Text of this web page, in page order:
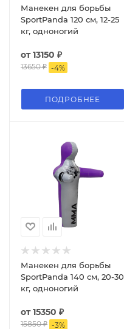
Манекен для борьбы
SportPanda 120 см, 12-25
кг, одноногий
от13150 ₽
13650 ₽ -4%
ПОДРОБНЕЕ
Манекен для борьбы
SportPanda 140 см, 20-30
кг, одноногий
от15350 ₽
15850 ₽ -3%